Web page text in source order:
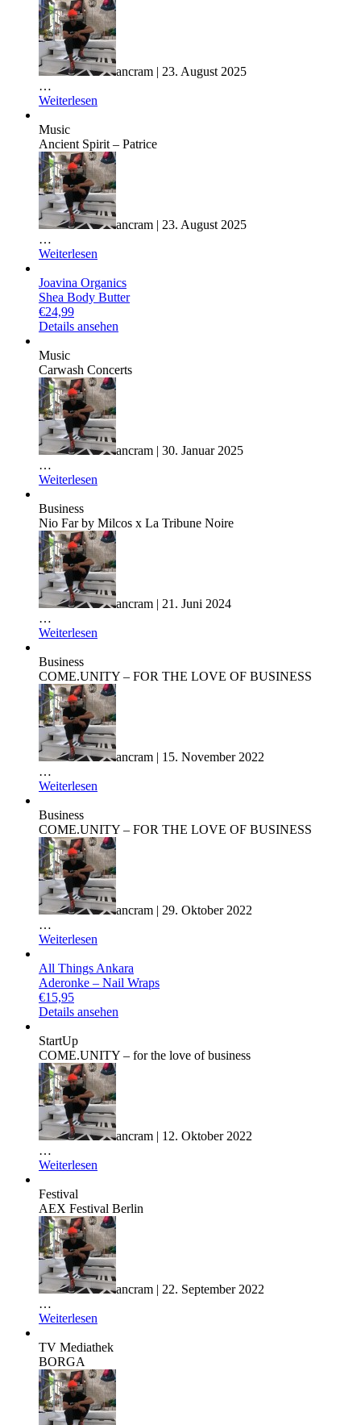
ancram | 23. August 2025
…
Weiterlesen
Music
Ancient Spirit – Patrice
ancram | 23. August 2025
…
Weiterlesen
Joavina Organics
Shea Body Butter
€24,99
Details ansehen
Music
Carwash Concerts
ancram | 30. Januar 2025
…
Weiterlesen
Business
Nio Far by Milcos x La Tribune Noire
ancram | 21. Juni 2024
…
Weiterlesen
Business
COME.UNITY – FOR THE LOVE OF BUSINESS
ancram | 15. November 2022
…
Weiterlesen
Business
COME.UNITY – FOR THE LOVE OF BUSINESS
ancram | 29. Oktober 2022
…
Weiterlesen
All Things Ankara
Aderonke – Nail Wraps
€15,95
Details ansehen
StartUp
COME.UNITY – for the love of business
ancram | 12. Oktober 2022
…
Weiterlesen
Festival
AEX Festival Berlin
ancram | 22. September 2022
…
Weiterlesen
TV Mediathek
BORGA